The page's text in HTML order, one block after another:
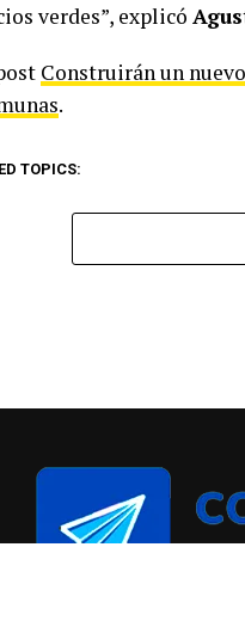
verdes”, explicó
Construirán un
.
TOPICS: